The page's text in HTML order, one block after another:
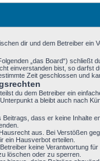
dir und dem Betreiber ein
„das Board“)
einverstanden bist, so darfst
Zeit geschlossen und
du dem Betreiber ein
a bleibt auch nach
Beitrags, dass er keine Inhalte
aus. Bei Verstößen
ein Hausverbot erteilen.
keine Verantwortung
löschen oder zu sperren.